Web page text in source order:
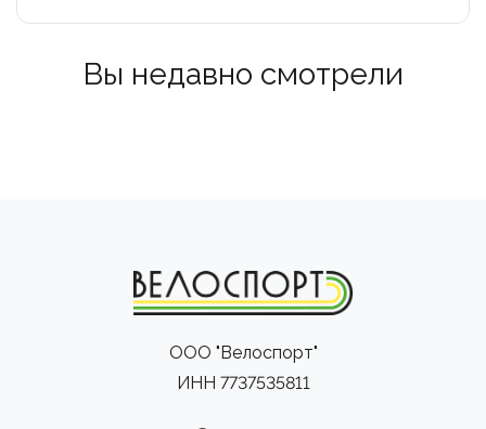
Вы недавно смотрели
ООО "Велоспорт"
ИНН 7737535811